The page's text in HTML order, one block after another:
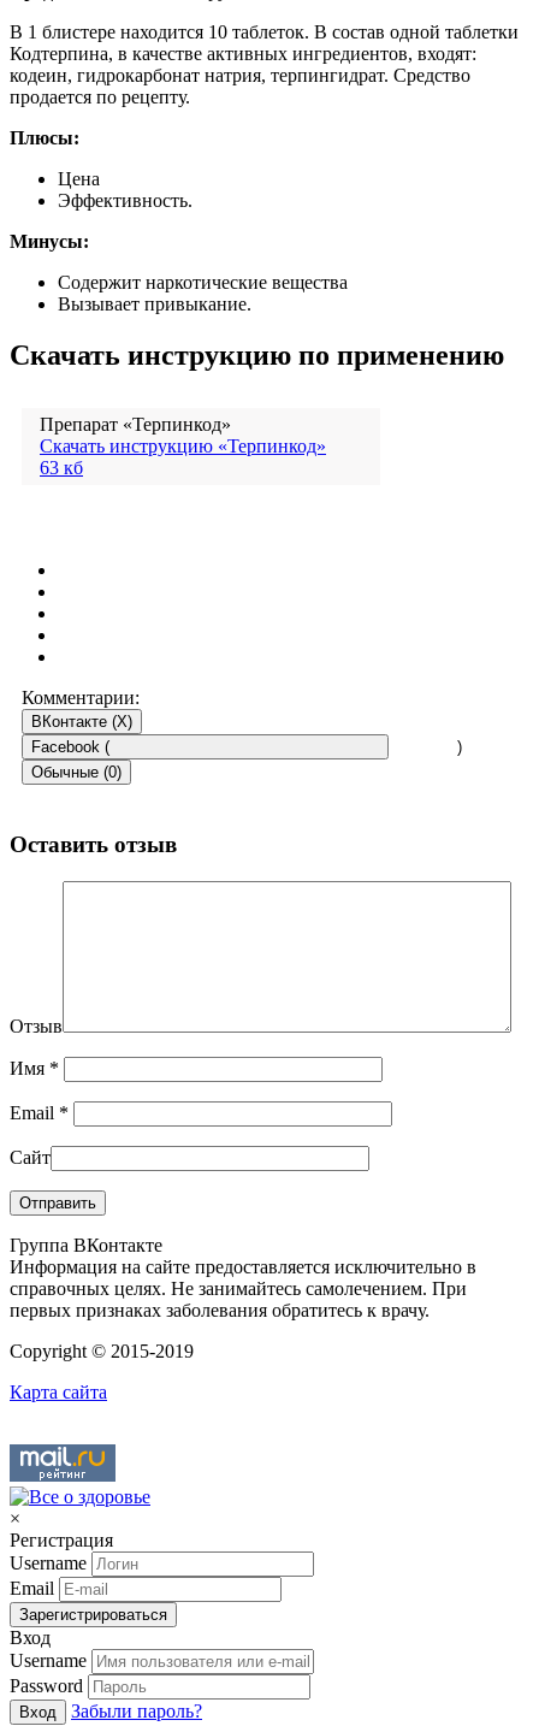
В 1 блистере находится 10 таблеток. В состав одной таблетки
Кодтерпина, в качестве активных ингредиентов, входят:
кодеин, гидрокарбонат натрия, терпингидрат. Средство
продается по рецепту.
Плюсы:
Цена
Эффективность.
Минусы:
Содержит наркотические вещества
Вызывает привыкание.
Скачать инструкцию по применению
Препарат «Терпинкод»
Скачать инструкцию «Терпинкод»
63 кб
Комментарии:
ВКонтакте (X)
Facebook (
)
Обычные (0)
Оставить отзыв
Отзыв
Имя *
Email *
Сайт
Группа ВКонтакте
Информация на сайте предоставляется исключительно в
справочных целях. Не занимайтесь самолечением. При
первых признаках заболевания обратитесь к врачу.
Copyright © 2015-2019
Карта сайта
×
Регистрация
Username
Email
Зарегистрироваться
Вход
Username
Password
Вход
Забыли пароль?